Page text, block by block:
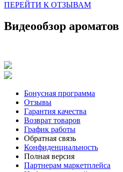
ПЕРЕЙТИ К ОТЗЫВАМ
Видеообзор ароматов
Бонусная программа
Отзывы
Гарантия качества
Возврат товаров
График работы
Обратная связь
Конфиденциальность
Полная версия
Партнерам маркетплейса